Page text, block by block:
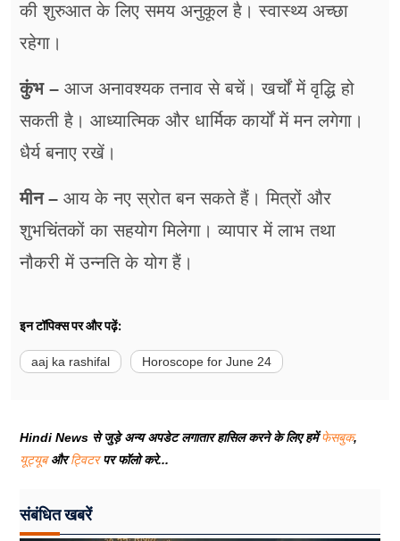
की शुरुआत के लिए समय अनुकूल है। स्वास्थ्य अच्छा
रहेगा।
कुंभ – आज अनावश्यक तनाव से बचें। खर्चों में वृद्धि हो
सकती है। आध्यात्मिक और धार्मिक कार्यों में मन लगेगा।
धैर्य बनाए रखें।
मीन – आय के नए स्रोत बन सकते हैं। मित्रों और
शुभचिंतकों का सहयोग मिलेगा। व्यापार में लाभ तथा
नौकरी में उन्नति के योग हैं।
इन टॉपिक्स पर और पढ़ें:
aaj ka rashifal Horoscope for June 24
Hindi News से जुड़े अन्य अपडेट लगातार हासिल करने के लिए हमेंफेसबुक,
यूट्यूबऔरट्विटरपर फॉलो करे...
संबंधित खबरें